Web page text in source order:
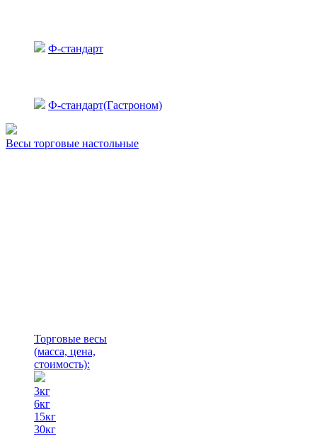
Ф-стандарт
Ф-стандарт(Гастроном)
Весы торговые настольные
Торговые весы
(масса, цена,
стоимость):
3кг
6кг
15кг
30кг